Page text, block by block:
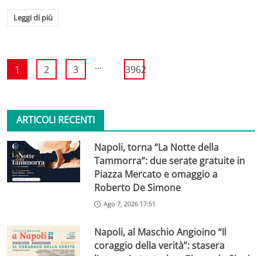
Leggi di più
1 2 3 ... 3962
ARTICOLI RECENTI
Napoli, torna “La Notte della
Tammorra”: due serate gratuite in
Piazza Mercato e omaggio a
Roberto De Simone
Ago 7, 2026 17:51
Napoli, al Maschio Angioino “Il
coraggio della verità”: stasera